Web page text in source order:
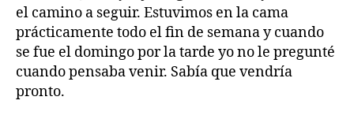
el camino a seguir. Estuvimos en la cama
prácticamente todo el fin de semana y cuando
se fue el domingo por la tarde yo no le pregunté
cuando pensaba venir. Sabía que vendría
pronto.